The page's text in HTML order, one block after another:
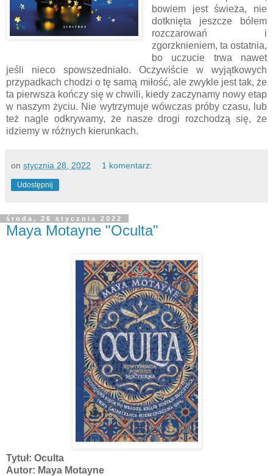
bowiem jest świeża, nie
dotknięta jeszcze bólem
rozczarowań i
zgorzknieniem, ta ostatnia,
bo uczucie trwa nawet
jeśli nieco spowszedniało. Oczywiście w wyjątkowych
przypadkach chodzi o tę samą miłość, ale zwykle jest tak, że
ta pierwsza kończy się w chwili, kiedy zaczynamy nowy etap
w naszym życiu. Nie wytrzymuje wówczas próby czasu, lub
też nagle odkrywamy, że nasze drogi rozchodzą się, że
idziemy w różnych kierunkach.
on stycznia 28, 2022 1 komentarz:
Udostępnij
środa, 26 stycznia 2022
Maya Motayne "Oculta"
Tytuł: Oculta
Autor: Maya Motayne